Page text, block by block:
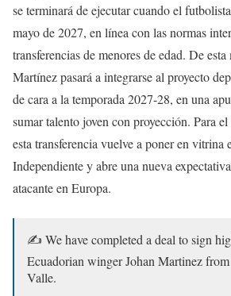
se terminará de ejecutar cuando el
mayo de 2027, en línea con las normas
transferencias de menores de edad. De esta
Martínez pasará a integrarse al proyecto
de cara a la temporada 2027-28, en una
sumar talento joven con proyección. Para
esta transferencia vuelve a poner en vitrina
Independiente y abre una nueva
atacante en Europa.
✍️ We have completed a deal to sign
Ecuadorian winger Johan Martinez
Valle.